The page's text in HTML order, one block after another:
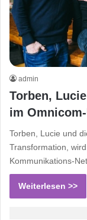
admin
Torben,
im
Torben, Lucie und
Transformation,
Kommunikations-
Weiterlesen >>